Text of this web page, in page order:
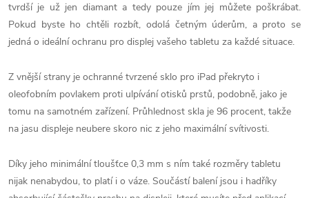
tvrdší je už jen diamant a tedy pouze jím jej můžete poškrábat.
Pokud byste ho chtěli rozbít, odolá četným úderům, a proto se
jedná o ideální ochranu pro displej vašeho tabletu za každé situace.
Z vnější strany je ochranné tvrzené sklo pro iPad překryto i
oleofobním povlakem proti ulpívání otisků prstů, podobně, jako je
tomu na samotném zařízení. Průhlednost skla je 96 procent, takže
na jasu displeje neubere skoro nic z jeho maximální svítivosti.
Díky jeho minimální tloušťce 0,3 mm s ním také rozměry tabletu
nijak nenabydou, to platí i o váze. Součástí balení jsou i hadříky